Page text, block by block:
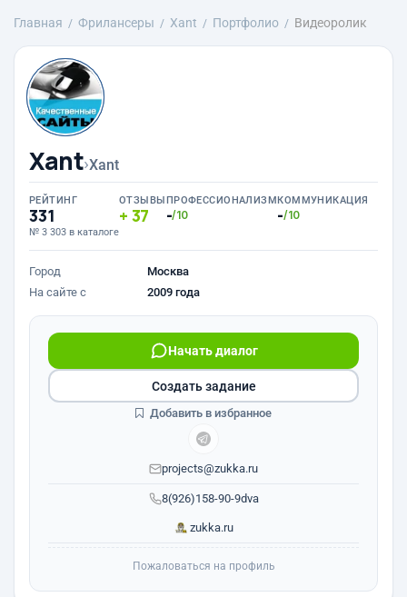
Главная Фрилансеры Xant Портфолио Видеоролик
Xant›Xant
РЕЙТИНГ
331
№ 3 303 в каталоге
ОТЗЫВЫ
37
ПРОФЕССИОНАЛИЗМ
-/10
КОММУНИКАЦИЯ
-/10
Город
Москва
На сайте с
2009 года
8(926)158-90-9dva
Начать диалог
projects@zukka.ru
zukka.ru
Создать задание
Добавить в избранное
Пожаловаться на профиль